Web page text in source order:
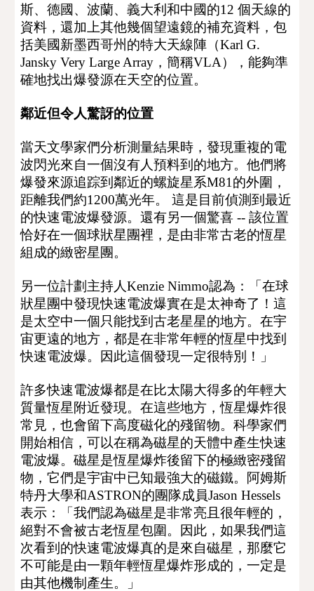
斯、德國、波蘭、義大利和中國的12 個天線的
資料 ，還加上其他幾個望遠鏡的補充資料，包
括美國新墨西哥州的特大天線陣 （Karl G.
Jansky Very Large Array，簡稱VLA） ，能夠準
確地找出爆發源在天空的位置。
鄰近但令人驚訝的位置
當天文學家們分析測量結果時，發現重複的電
波閃光來自一個沒有人預料到的地方。他們將
爆發來源追踪到鄰近的螺旋星系M81的外圍，
距離我們約1200萬光年。 這是目前偵測到最近
的快速電波爆發源。還有另一個驚喜 -- 該位置
恰好在一個球狀星團裡，是由非常古老的恆星
組成的緻密星團。
另一位計劃主持人Kenzie Nimmo認為 ：「在球
狀星團中發現快速電波爆實在是太神奇了！這
是太空中一個只能找到古老星星的地方。在宇
宙更遠的地方，都是在非常年輕的恆星中找到
快速電波爆。因此這個發現一定很特別！」
許多快速電波爆都是在比太陽大得多的年輕大
質量恆星附近發現。在這些地方，恆星爆炸很
常見，也會留下高度磁化的殘留物。科學家們
開始相信，可以在稱為磁星的天體中產生快速
電波爆。磁星是恆星爆炸後留下的極緻密殘留
物，它們是宇宙中已知最強大的磁鐵。 阿姆斯
特丹大學和ASTRON的團隊成員Jason Hessels
表示 ：「我們認為磁星是非常亮且很年輕的，
絕對不會被古老恆星包圍。因此，如果我們這
次看到的快速電波爆真的是來自磁星，那麼它
不可能是由一顆年輕恆星爆炸形成的，一定是
由其他機制產生。」